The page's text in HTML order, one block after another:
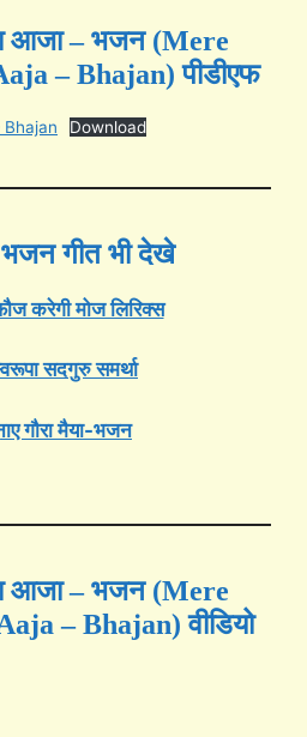
आजा – भजन (Mere
– Bhajan) पीडीएफ
Bhajan Download
गीत भी देखे
करेगी मोज लिरिक्स
सदगुरु समर्था
गौरा मैया-भजन
आजा – भजन (Mere
– Bhajan) वीडियो